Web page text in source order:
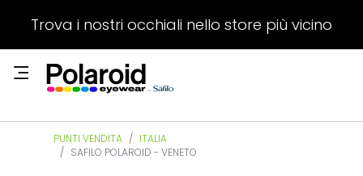
Trova i nostri occhiali nello store più vicino
PUNTI VENDITA
ITALIA
SAFILO POLAROID - VENETO